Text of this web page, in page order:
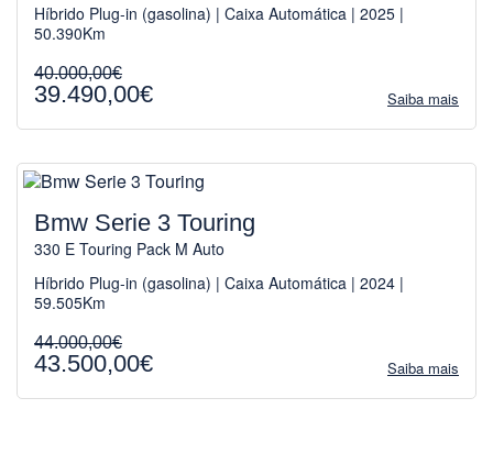
Híbrido Plug-in (gasolina) | Caixa Automática | 2025 |
50.390Km
40.000,00€
39.490,00€ Saiba mais
Bmw Serie 3 Touring
330 E Touring Pack M Auto
Híbrido Plug-in (gasolina) | Caixa Automática | 2024 |
59.505Km
44.000,00€
43.500,00€ Saiba mais